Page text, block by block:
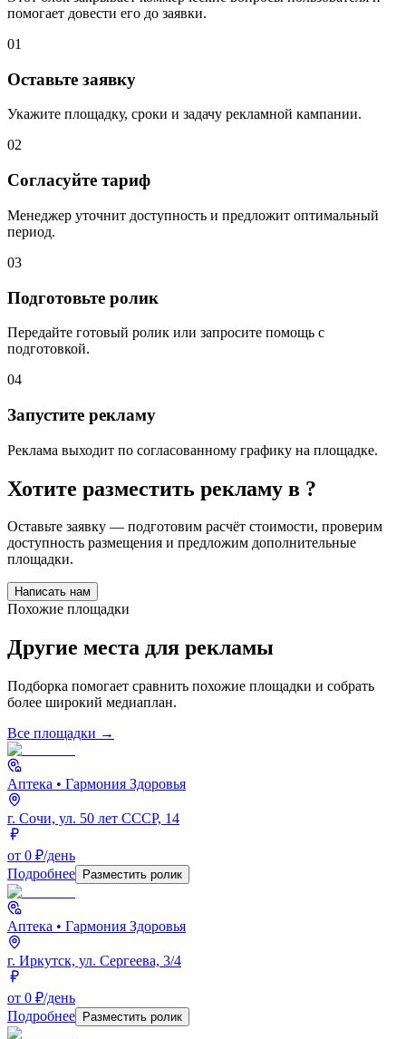
помогает довести его до заявки.
01
Оставьте заявку
Укажите площадку, сроки и задачу рекламной кампании.
02
Согласуйте тариф
Менеджер уточнит доступность и предложит оптимальный
период.
03
Подготовьте ролик
Передайте готовый ролик или запросите помощь с
подготовкой.
04
Запустите рекламу
Реклама выходит по согласованному графику на площадке.
Хотите разместить рекламу в ?
Оставьте заявку — подготовим расчёт стоимости, проверим
доступность размещения и предложим дополнительные
площадки.
Написать нам
Похожие площадки
Другие места для рекламы
Подборка помогает сравнить похожие площадки и собрать
более широкий медиаплан.
Все площадки →
Аптека • Гармония Здоровья
г. Сочи, ул. 50 лет СССР, 14
от 0 ₽/день
Подробнее
Разместить ролик
Аптека • Гармония Здоровья
г. Иркутск, ул. Сергеева, 3/4
от 0 ₽/день
Подробнее
Разместить ролик